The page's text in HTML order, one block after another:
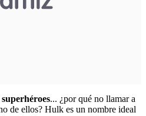
... ¿por qué no llamar a
de ellos? Hulk es un nombre ideal